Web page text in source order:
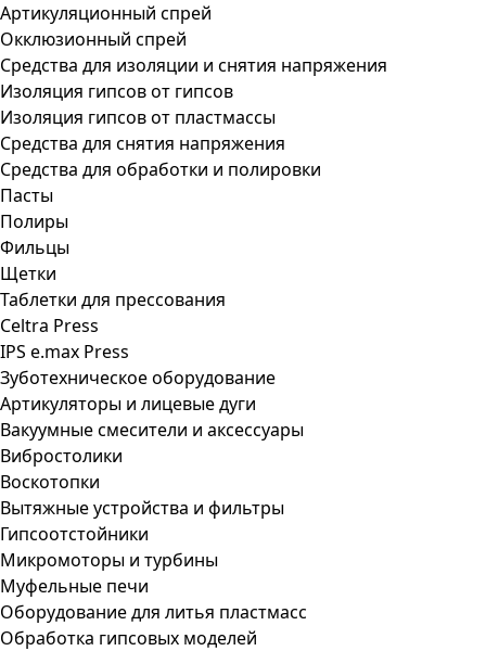
Артикуляционный спрей
Окклюзионный спрей
Средства для изоляции и снятия напряжения
Изоляция гипсов от гипсов
Изоляция гипсов от пластмассы
Средства для снятия напряжения
Средства для обработки и полировки
Пасты
Полиры
Фильцы
Щетки
Таблетки для прессования
Celtra Press
IPS e.max Press
Зуботехническое оборудование
Артикуляторы и лицевые дуги
Вакуумные смесители и аксессуары
Вибростолики
Воскотопки
Вытяжные устройства и фильтры
Гипсоотстойники
Микромоторы и турбины
Муфельные печи
Оборудование для литья пластмасс
Обработка гипсовых моделей